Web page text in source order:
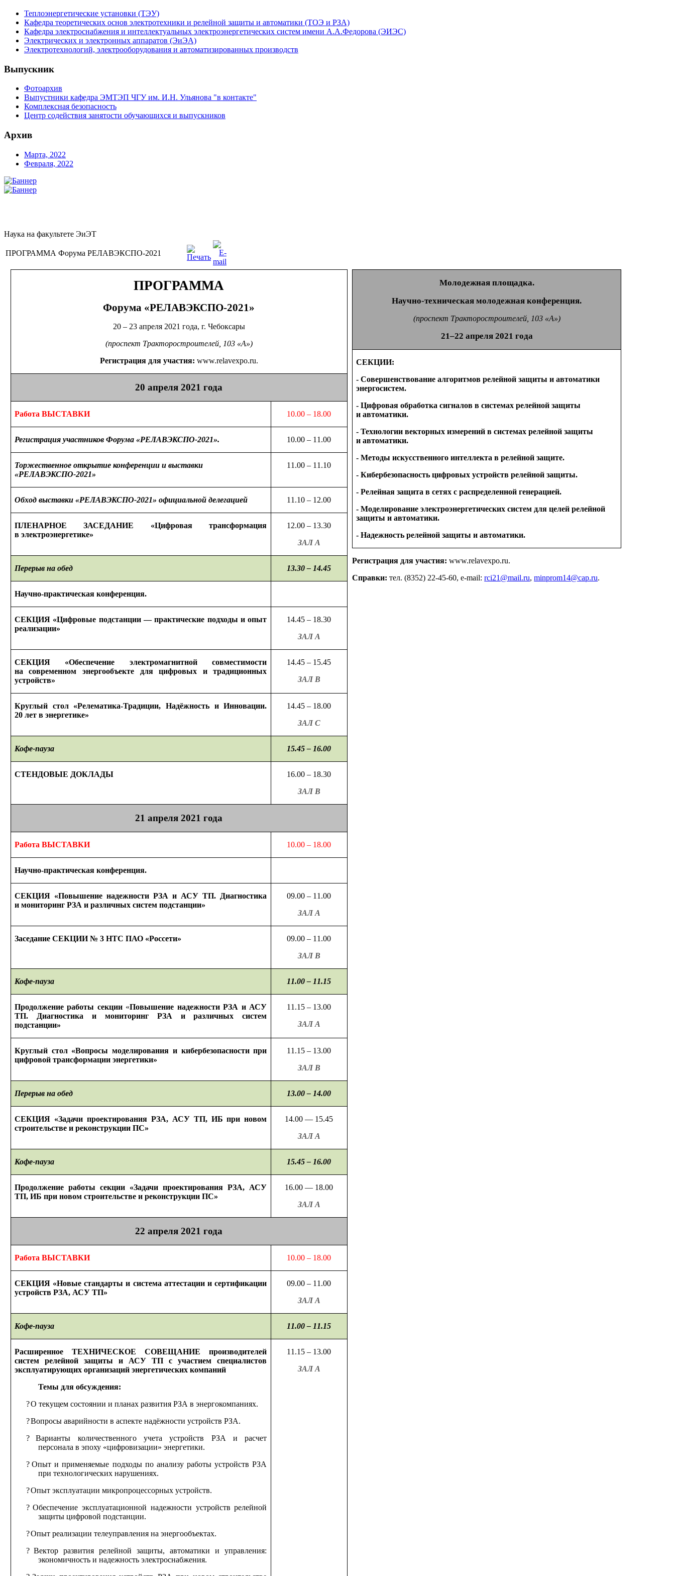
Теплоэнергетические установки (ТЭУ)
Кафедра теоретических основ электротехники и релейной защиты и автоматики (ТОЭ и РЗА)
Кафедра электроснабжения и интеллектуальных электроэнергетических систем имени А.А.Федорова (ЭИЭС)
Электрических и электронных аппаратов (ЭиЭА)
Электротехнологий, электрооборудования и автоматизированных производств
Выпускник
Фотоархив
Выпустники кафедра ЭМТЭП ЧГУ им. И.Н. Ульянова "в контакте"
Комплексная безопасность
Центр содействия занятости обучающихся и выпускников
Архив
Марта, 2022
Февраля, 2022
Наука на факультете ЭиЭТ
ПРОГРАММА Форума РЕЛАВЭКСПО-2021
ПРОГРАММА
Форума «РЕЛАВЭКСПО-2021»
20 – 23 апреля 2021 года, г. Чебоксары
(проспект Тракторостроителей, 103 «А»)
Регистрация для участия: www.relavexpo.ru.
20 апреля2021 года
Работа ВЫСТАВКИ 10.00 – 18.00
Регистрация участников Форума «РЕЛАВЭКСПО-2021». 10.00 – 1 1 .00
Торжественное открытие конференции и выставки
«РЕЛАВЭКСПО-2021»
1 1 .00 – 1 1 .10
Обход выставки «РЕЛАВЭКСПО-2021» официальной делегацией 11 .10 – 12.00
ПЛЕНАРНОЕ ЗАСЕДАНИЕ «Цифровая трансформация
в электроэнергетике»
12.00 – 13.30
ЗАЛ А
Перерыв на обед 13.30 – 14.45
Научно-практическая конференция.
СЕКЦИЯ «Цифровые подстанции — практические подходыи опыт
реализации»
14.45 – 18.30
ЗАЛ А
СЕКЦИЯ «Обеспечение электромагнитной совместимости
на современном энергообъекте для цифровых и традиционных
устройств»
14.45 – 15.45
ЗАЛ В
Круглый стол «Релематика-Традиции, Надёжность и Инновации.
20 лет в энергетике»
14.45 – 18.00
ЗАЛ С
Кофе-пауза 15.45 – 16.00
СТЕНДОВЫЕ ДОКЛАДЫ
16.00 – 18.30
ЗАЛ В
21 апреля2021 года
Работа ВЫСТАВКИ 10.00 – 18.00
Научно-практическая конференция.
СЕКЦИЯ «Повышение надежности РЗАи АСУ ТП. Диагностика
и мониторингРЗА и различныхсистем подстанции»
09.00 – 11.00
ЗАЛ А
Заседание СЕКЦИИ № 3 НТС ПАО «Россети»
09.00 – 11.00
ЗАЛ В
Кофе-пауза 11.00 – 11.15
Продолжение работы секции «Повышение надежности РЗА и АСУ
ТП. Диагностика и мониторингРЗА и различных систем
подстанции»
11.15 – 13.00
ЗАЛ А
Круглый стол «Вопросы моделирования и кибербезопасностипри
цифровой трансформации энергетики»
11.15 – 13.00
ЗАЛ В
Перерыв на обед 13.00 – 14.00
СЕКЦИЯ «Задачи проектирования РЗА, АСУ ТП, ИБ при новом
строительстве и реконструкцииПС»
14.00 — 15.45
ЗАЛ А
Кофе-пауза 15.45 – 16.00
Продолжение работы секции «Задачи проектирования РЗА, АСУ
ТП, ИБ при новом строительстве и реконструкцииПС»
16.00 — 18.00
ЗАЛ А
22 апреля2021 года
Работа ВЫСТАВКИ 10.00 – 18.00
СЕКЦИЯ«Новые стандартыи система аттестациии сертификации
устройств РЗА, АСУ ТП»
09.00 – 11.00
ЗАЛ А
Кофе-пауза 11.00 – 11.15
Расширенное ТЕХНИЧЕСКОЕ СОВЕЩАНИЕ производителей
систем релейной защитыи АСУ ТПс участием специалистов
эксплуатирующих организаций энергетических компаний
Темы для обсуждения:
?О текущем состоянии и планахразвития РЗА в энергокомпаниях.
?Вопросы аварийности в аспектенадёжности устройств РЗА.
?
Варианты количественного учета устройств РЗАи расчет
персонала в эпоху«цифровизации» энергетики.
? Опыти применяемые подходы по анализу работы устройств РЗА
при технологических нарушениях.
?Опыт эксплуатации микропроцессорных устройств.
? Обеспечение эксплуатационной надежности устройств релейной
защиты цифровой подстанции.
?Опыт реализации телеуправления на энергообъектах.
? Вектор развития релейной защиты, автоматикии управления:
экономичность и надежностьэлектроснабжения.
11.15 – 13.00
ЗАЛ А
Молодежная площадка.
Научно-техническая молодежная конференция.
(проспект Тракторостроителей, 103 «А»)
21–22 апреля 2021 года
СЕКЦИИ:
- Совершенствование алгоритмов релейной защитыи автоматики
энергосистем.
- Цифровая обработка сигналовв системах релейной защиты
и автоматики.
- Технологии векторных измеренийв системах релейной защиты
и автоматики.
- Методы искусственного интеллектав релейной защите.
- Кибербезопасность цифровых устройств релейной защиты.
- Релейная защитав сетях с распределенной генерацией.
- Моделирование электроэнергетических систем для целей релейной
защитыи автоматики.
- Надежность релейной защитыи автоматики.
Регистрация для участия:www.relavexpo.ru.
Справки:тел.(8352) 22-45-60, e-mail: rci21@mail.ru,minprom14@cap.ru.